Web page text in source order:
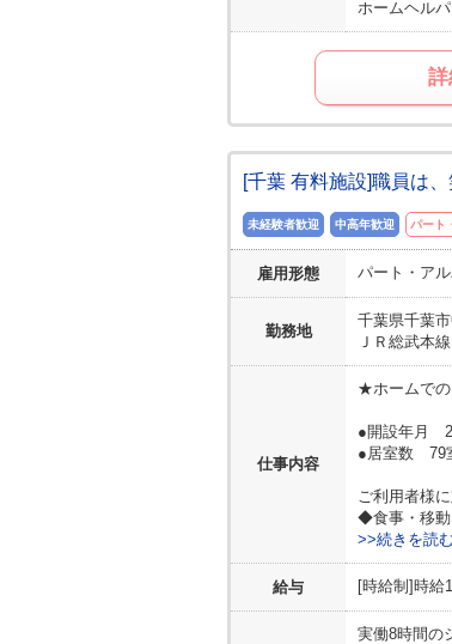
ホームヘル
[千葉 有料施設]職員は
未経験者歓迎 中高年歓迎 パート
雇用形態 パート・アル
勤務地
千葉県千葉
ＪＲ総武本
仕事内容
★ホームで
●開設年月
●居室数 79
ご利用者様
◆食事・移動
>>続きを読
給与 [時給制]時
実働8時間の